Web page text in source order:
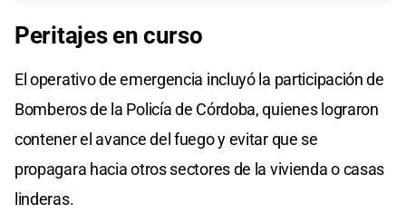
Peritajes en curso
El operativo de emergencia incluyó la participación de
Bomberos de la Policía de Córdoba, quienes lograron
contener el avance del fuego y evitar que se
propagara hacia otros sectores de la vivienda o casas
linderas.